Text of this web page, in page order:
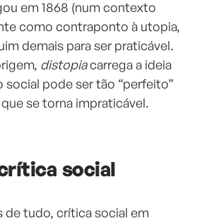
em 1868 (num contexto
como contraponto à utopia,
demais para ser praticável.
distopiacarrega a ideia
pode ser tão “perfeito”
se torna impraticável.
social
de tudo, crítica social em